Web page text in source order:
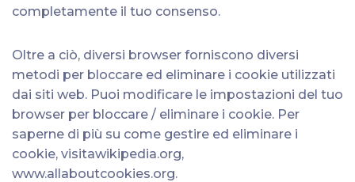
completamente il tuo consenso.
Oltre a ciò, diversi browser forniscono diversi
metodi per bloccare ed eliminare i cookie utilizzati
dai siti web. Puoi modificare le impostazioni del tuo
browser per bloccare / eliminare i cookie. Per
saperne di più su come gestire ed eliminare i
cookie, visitawikipedia.org,
www.allaboutcookies.org.